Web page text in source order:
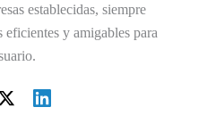
establecidas, siempre
eficientes y amigables para